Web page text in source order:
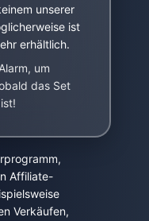
unserer
ist
erhältlich.
um
das Set
Affiliate-
Verkäufen,